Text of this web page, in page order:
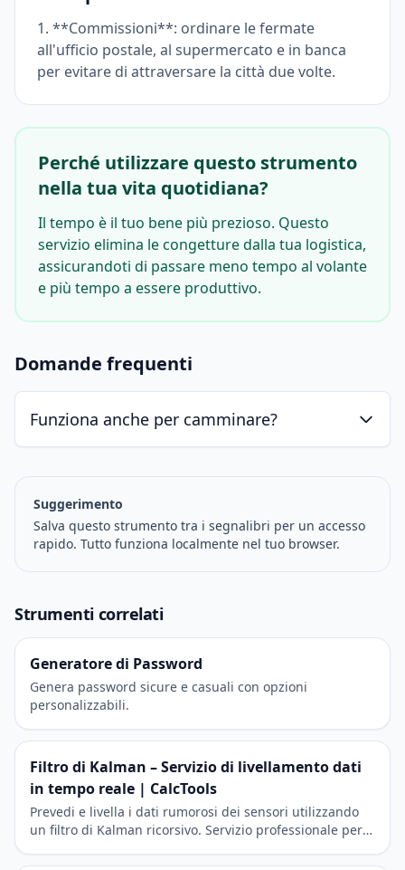
1. **Commissioni**: ordinare le fermate
all'ufficio postale, al supermercato e in banca
per evitare di attraversare la città due volte.
Perché utilizzare questo strumento
nella tua vita quotidiana?
Il tempo è il tuo bene più prezioso. Questo
servizio elimina le congetture dalla tua logistica,
assicurandoti di passare meno tempo al volante
e più tempo a essere produttivo.
Domande frequenti
Funziona anche per camminare?
Suggerimento
Salva questo strumento tra i segnalibri per un accesso
rapido. Tutto funziona localmente nel tuo browser.
Strumenti correlati
Generatore di Password
Genera password sicure e casuali con opzioni
personalizzabili.
Filtro di Kalman – Servizio di livellamento dati
in tempo reale | CalcTools
Prevedi e livella i dati rumorosi dei sensori utilizzando
un filtro di Kalman ricorsivo. Servizio professionale per